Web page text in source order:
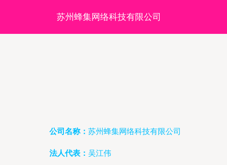
苏州蜂集网络科技有限公司
公司名称： 苏州蜂集网络科技有限公司
法人代表： 吴江伟